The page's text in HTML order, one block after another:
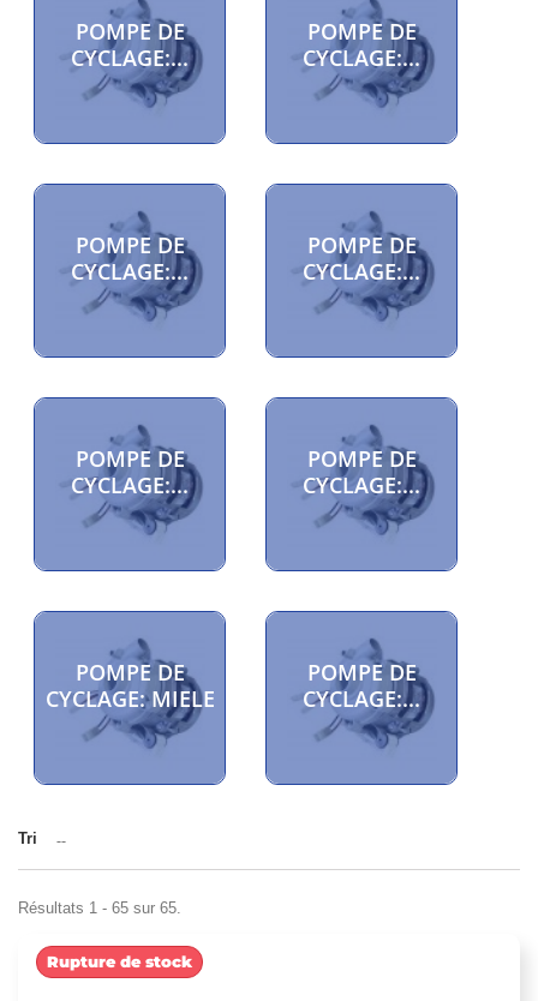
POMPE DE
CYCLAGE:...
POMPE DE
CYCLAGE:...
POMPE DE
CYCLAGE:...
POMPE DE
CYCLAGE:...
POMPE DE
CYCLAGE:...
POMPE DE
CYCLAGE:...
POMPE DE
CYCLAGE: MIELE
POMPE DE
CYCLAGE:...
Tri --
Résultats 1 - 65 sur 65.
Rupture de stock